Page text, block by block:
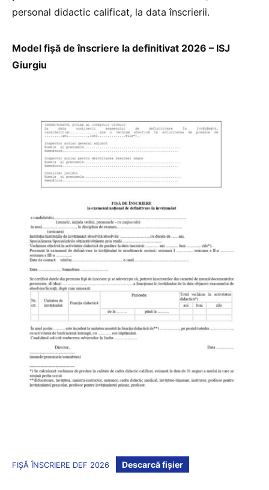
personal didactic calificat, la data înscrierii.
Model fișă de înscriere la definitivat 2026 – ISJ
Giurgiu
FIȘĂ ÎNSCRIERE DEF 2026 Descarcă fișier